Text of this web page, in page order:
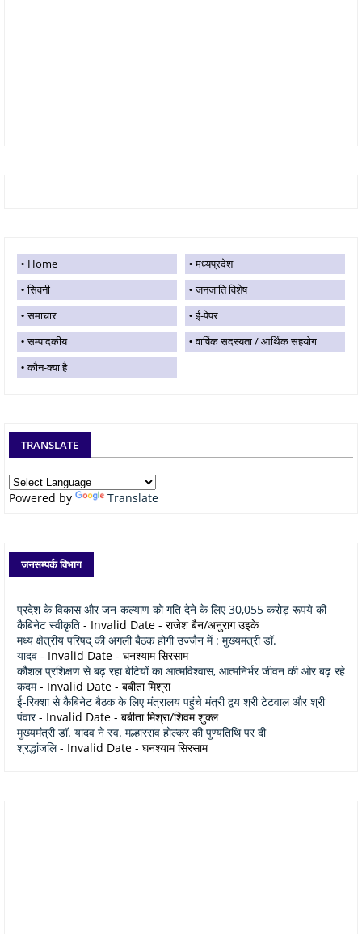
Home
मध्यप्रदेश
सिवनी
जनजाति विशेष
समाचार
ई-पेपर
सम्पादकीय
वार्षिक सदस्यता / आर्थिक सहयोग
कौन-क्या है
TRANSLATE
Powered by Translate
जनसम्पर्क विभाग
प्रदेश के विकास और जन-कल्याण को गति देने के लिए 30,055 करोड़ रूपये की
कैबिनेट स्वीकृति - Invalid Date - राजेश बैन/अनुराग उइके
मध्य क्षेत्रीय परिषद् की अगली बैठक होगी उज्जैन में : मुख्यमंत्री डॉ.
यादव - Invalid Date - घनश्याम सिरसाम
कौशल प्रशिक्षण से बढ़ रहा बेटियों का आत्मविश्वास, आत्मनिर्भर जीवन की ओर बढ़ रहे
कदम- Invalid Date - बबीता मिश्रा
ई-रिक्शा से कैबिनेट बैठक के लिए मंत्रालय पहुंचे मंत्री द्वय श्री टेटवाल और श्री
पंवार- Invalid Date - बबीता मिश्रा/शिवम शुक्ल
मुख्यमंत्री डॉ. यादव ने स्व. मल्हारराव होल्कर की पुण्यतिथि पर दी
श्रद्धांजलि- Invalid Date - घनश्याम सिरसाम